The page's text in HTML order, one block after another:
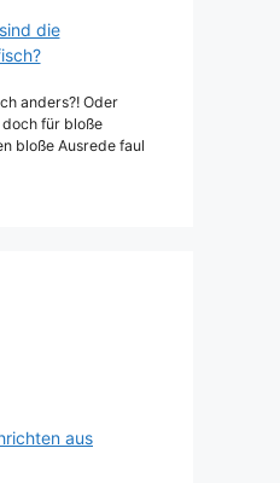
sind die
anders?! Oder
doch für bloße
bloße Ausrede faul
aus